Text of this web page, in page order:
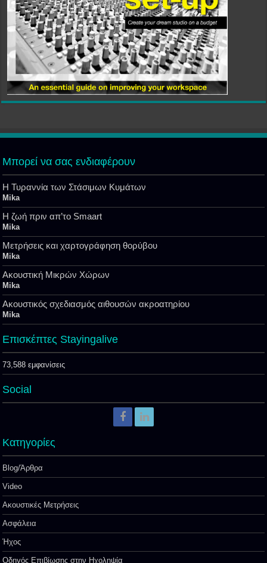
Μπορεί να σας ενδιαφέρουν
Η Τυραννία των Στάσιμων Κυμάτων
Mika
Η ζωή πριν απ’το Smaart
Mika
Μετρήσεις και χαρτογράφηση θορύβου
Mika
Ακουστική Μικρών Χώρων
Mika
Ακουστικός σχεδιασμός αιθουσών ακροατηρίου
Mika
Επισκέπτες Stayingalive
73,588 εμφανίσεις
Social
Kατηγορίες
Blog/Άρθρα
Video
Ακουστικές Μετρήσεις
Ασφάλεια
Ήχος
Οδηγός Επιβίωσης στην Ηχοληψία